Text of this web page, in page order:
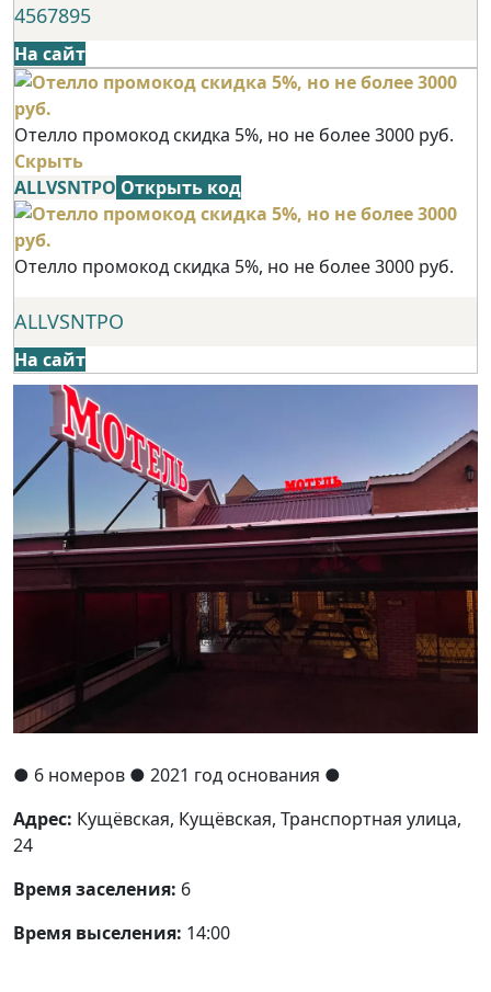
4567895
На сайт
Отелло промокод скидка 5%, но не более 3000 руб.
Скрыть
ALLVSNTPO Открыть код
Отелло промокод скидка 5%, но не более 3000 руб.
ALLVSNTPO
На сайт
● 6 номеров ● 2021 год основания ●
Адрес: Кущёвская, Кущёвская, Транспортная улица,
24
Время заселения: 6
Время выселения: 14:00